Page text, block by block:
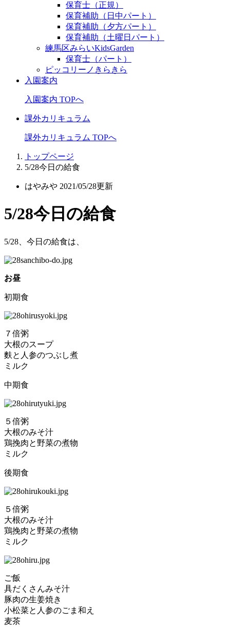
保育士（正規）
保育補助（日中パート）
保育補助（夕方パート）
保育補助（土曜日パート）
練馬区みらいKidsGarden
保育士（パート）
ピッコリーノきらきら
入園案内
入園案内 TOPへ
課外カリキュラム
課外カリキュラム TOPへ
トップページ
5/28今日の給食
はやみや 2021/05/28更新
5/28今日の給食
5/28、今日の給食は、
お昼
初期食
７倍粥
大根のスープ
麩と人参のつぶし煮
ミルク
中期食
５倍粥
大根のみそ汁
鶏挽肉と野菜の煮物
ミルク
後期食
５倍粥
大根のみそ汁
鶏挽肉と野菜の煮物
ミルク
ご飯
具だくさんみそ汁
豚肉の生姜焼き
小松菜と人参のごま和え
麦茶